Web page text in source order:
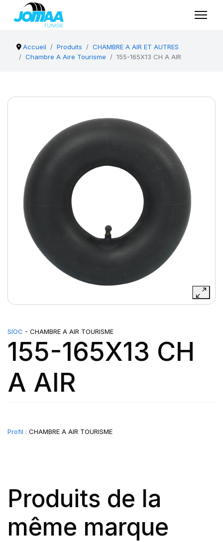
Accueil Produits
CHAMBRE A AIR ET AUTRES
Chambre A Aire Tourisme
155-165X13 CH A AIR
SIOC - CHAMBRE A AIR TOURISME
155-165X13 CH
A AIR
Profil : CHAMBRE A AIR TOURISME
Produits de la
même marque